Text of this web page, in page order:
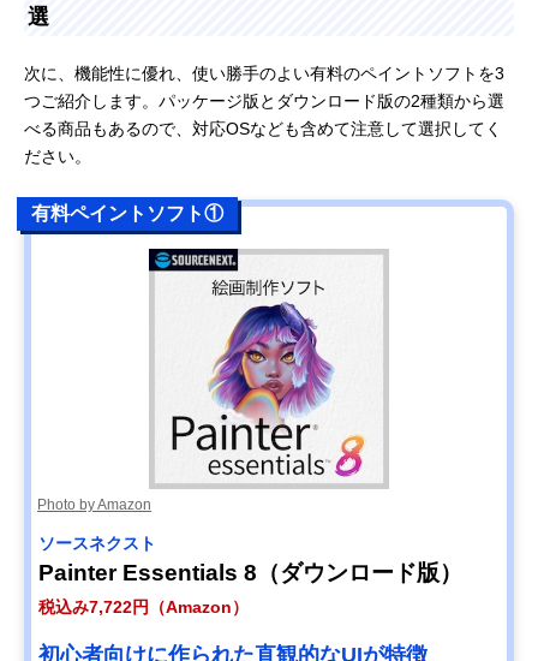
選
次に、機能性に優れ、使い勝手のよい有料のペイントソフトを3
つご紹介します。パッケージ版とダウンロード版の2種類から選
べる商品もあるので、対応OSなども含めて注意して選択してく
ださい。
有料ペイントソフト①
Photo by Amazon
ソースネクスト
Painter Essentials 8（ダウンロード版）
税込み7,722円（Amazon）
初心者向けに作られた直観的なUIが特徴